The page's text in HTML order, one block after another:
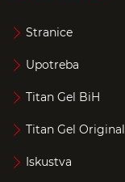
Stranice
Upotreba
Titan Gel BiH
Titan Gel Original
Iskustva